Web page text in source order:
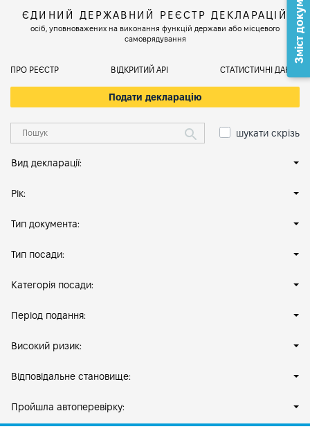
ЄДИНИЙ ДЕРЖАВНИЙ РЕЄСТР ДЕКЛАРАЦІЙ
осіб, уповноважених на виконання функцій держави або місцевого
самоврядування
ПРО РЕЄСТР ВІДКРИТИЙ АРІ СТАТИСТИЧНІ ДАНІ
Подати декларацію
шукати скрізь
Вид декларації:
Рік:
Тип документа:
Тип посади:
Категорія посади:
Період подання:
Високий ризик:
Відповідальне становище:
Пройшла автоперевірку:
Зміст документа